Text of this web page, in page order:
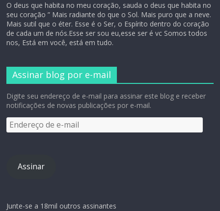
O deus que habita no meu coração, sauda o deus que habita no
seu coração ” Mais radiante do que o Sol. Mais puro que a neve.
Mais sutil que o éter. Esse é o Ser, o Espírito dentro do coração
de cada um de nós.Esse ser sou eu,esse ser é vc Somos todos
nos, Está em você, está em tudo.
Assinar blog por e-mail
Digite seu endereço de e-mail para assinar este blog e receber
notificações de novas publicações por e-mail.
Assinar
Junte-se a 18mil outros assinantes